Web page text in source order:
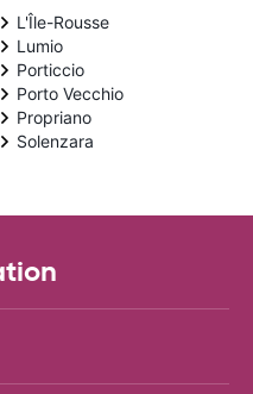
L'Île-Rousse
Lumio
Porticcio
Porto Vecchio
Propriano
Solenzara